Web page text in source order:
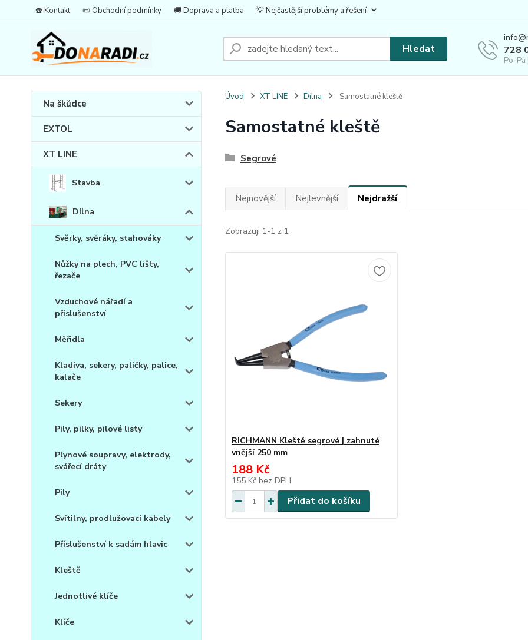
☎️ Kontakt 📜 Obchodní podmínky 🚚 Doprava a platba 💡 Nejčastější problémy a řešení
Hledat 728
Po-
Na škůdce
EXTOL
XT LINE
Stavba
Dílna
Svěrky, svěráky, stahováky
Nůžky na plech, PVC lišty,
řezače
Vzduchové nářadí a
příslušenství
Měřidla
Kladiva, sekery, paličky, palice,
kalače
Sekery
Pily, pilky, pilové listy
Plynové soupravy, elektrody,
svářecí dráty
Pily
Svítilny, prodlužovací kabely
Příslušenství k sadám hlavic
Kleště
Jednotlivé klíče
Klíče
Úvod XT LINE Dílna Samostatné kleště
Samostatné kleště
Segrové
Nejnovější Nejlevnější Nejdražší
Zobrazuji 1-1 z 1
RICHMANN Kleště segrové | zahnuté
vnější 250 mm
188 Kč
155 Kč bez DPH
Přidat do košíku